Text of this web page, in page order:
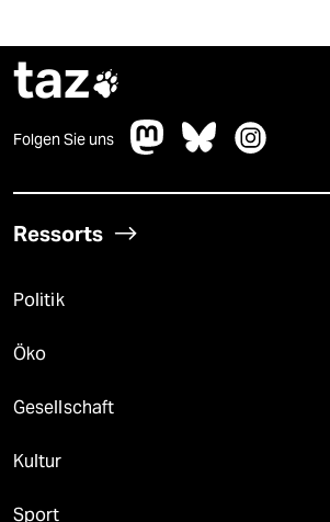
taz
Folgen Sie uns
Ressorts
Politik
Öko
Gesellschaft
Kultur
Sport